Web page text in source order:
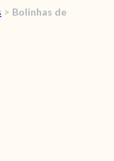
> Bolinhas de